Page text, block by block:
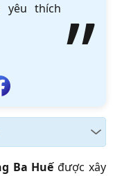
yêu thích
Ba Huếđược xây